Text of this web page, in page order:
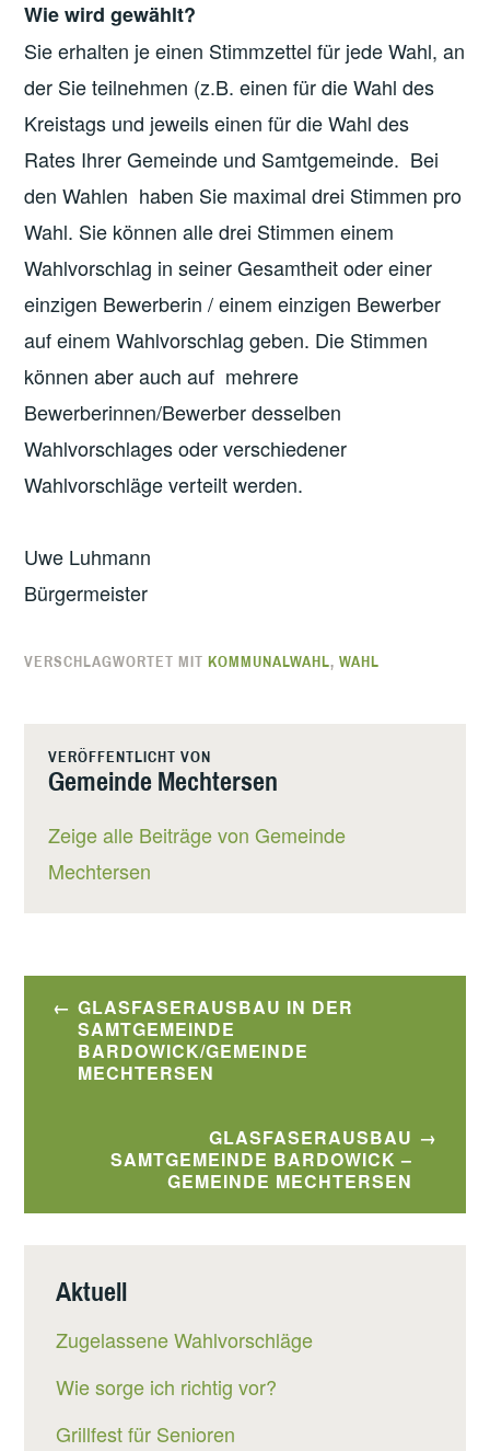
Wie wird gewählt?
Sie erhalten je einen Stimmzettel für jede Wahl, an
der Sie teilnehmen (z.B. einen für die Wahl des
Kreistags und jeweils einen für die Wahl des
Rates Ihrer Gemeinde und Samtgemeinde. Bei
den Wahlen haben Sie maximal drei Stimmen pro
Wahl. Sie können alle drei Stimmen einem
Wahlvorschlag in seiner Gesamtheit oder einer
einzigen Bewerberin / einem einzigen Bewerber
auf einem Wahlvorschlag geben. Die Stimmen
können aber auch auf mehrere
Bewerberinnen/Bewerber desselben
Wahlvorschlages oder verschiedener
Wahlvorschläge verteilt werden.
Uwe Luhmann
Bürgermeister
VERSCHLAGWORTET MITKOMMUNALWAHL,WAHL
VERÖFFENTLICHT VON
Gemeinde Mechtersen
Zeige alle Beiträge von Gemeinde
Mechtersen
Beitragsnavigation
GLASFASERAUSBAU IN DER
SAMTGEMEINDE
BARDOWICK/GEMEINDE
MECHTERSEN
GLASFASERAUSBAU
SAMTGEMEINDE BARDOWICK –
GEMEINDE MECHTERSEN
Aktuell
Zugelassene Wahlvorschläge
Wie sorge ich richtig vor?
Grillfest für Senioren